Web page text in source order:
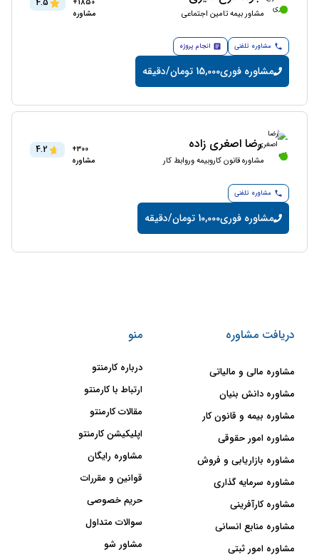
مشاور بیمه تامین اجتماعی
1850+
مشاوره
مشاوره تلفنی انجام پروژه
مشاوره فوری15,000 تومان/دقیقه
رضا اصغری زاده
مشاوره قانون کاروبیمه وروابط کار
300+
مشاوره
4.2
مشاوره تلفنی
مشاوره فوری10,000 تومان/دقیقه
دریافت مشاوره
مشاوره مالی و مالیاتی
مشاوره دانش بنیان
مشاوره بیمه و قانون کار
مشاوره امور حقوقی
مشاوره بازاریابی و فروش
مشاوره سرمایه گذاری
مشاوره کارآفرینی
مشاوره منابع انسانی
مشاوره امور ثبتی
منو
درباره کارمنتو
ارتباط با کارمنتو
مقالات کارمنتو
اپلیکیشن کارمنتو
مشاوره رایگان
قوانین و مقررات
حریم خصوصی
سوالات متداول
مشاور شو